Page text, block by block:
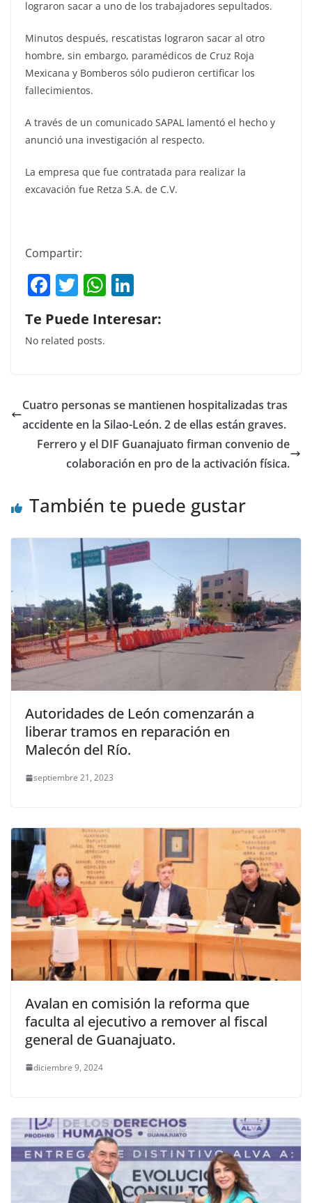
lograron sacar a uno de los trabajadores sepultados.
Minutos después, rescatistas lograron sacar al otro
hombre, sin embargo, paramédicos de Cruz Roja
Mexicana y Bomberos sólo pudieron certificar los
fallecimientos.
A través de un comunicado SAPAL lamentó el hecho y
anunció una investigación al respecto.
La empresa que fue contratada para realizar la
excavación fue Retza S.A. de C.V.
Compartir:
F
a
c
e
o
o
k
T
w
itt
er
W
h
at
p
p
k
n
Te Puede Interesar:
No related posts.
Cuatro personas se mantienen hospitalizadas tras
accidente en la Silao-León. 2 de ellas están graves.
Ferrero y el DIF Guanajuato firman convenio de
colaboración en pro de la activación física.
También te puede gustar
Autoridades de León comenzarán a
liberar tramos en reparación en
Malecón del Río.
septiembre 21, 2023
Avalan en comisión la reforma que
faculta al ejecutivo a remover al fiscal
general de Guanajuato.
diciembre 9, 2024